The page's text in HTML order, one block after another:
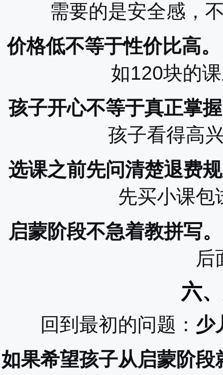
需要的是安全感，
价格低不等于性价比高。
如120块的
孩子开心不等于真正掌
孩子看得高
选课之前先问清楚退费
先买小课包
启蒙阶段不急着教拼写。
后
六
回到最初的问题： 少
如果希望孩子从启蒙阶